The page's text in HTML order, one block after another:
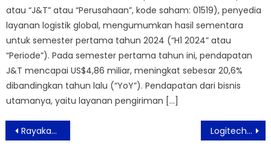
atau “J&T” atau “Perusahaan”, kode saham: 01519), penyedia
layanan logistik global, mengumumkan hasil sementara
untuk semester pertama tahun 2024 (“H1 2024” atau
“Periode”). Pada semester pertama tahun ini, pendapatan
J&T mencapai US$4,86 miliar, meningkat sebesar 20,6%
dibandingkan tahun lalu (“YoY”). Pendapatan dari bisnis
utamanya, yaitu layanan pengiriman […]
Post
navigation
Rayakan Hari Kasih Sayang dan Imlek Bersama Aviary Bintaro Logitech G Pro X Superlight Hadir Dalam Warna Pink